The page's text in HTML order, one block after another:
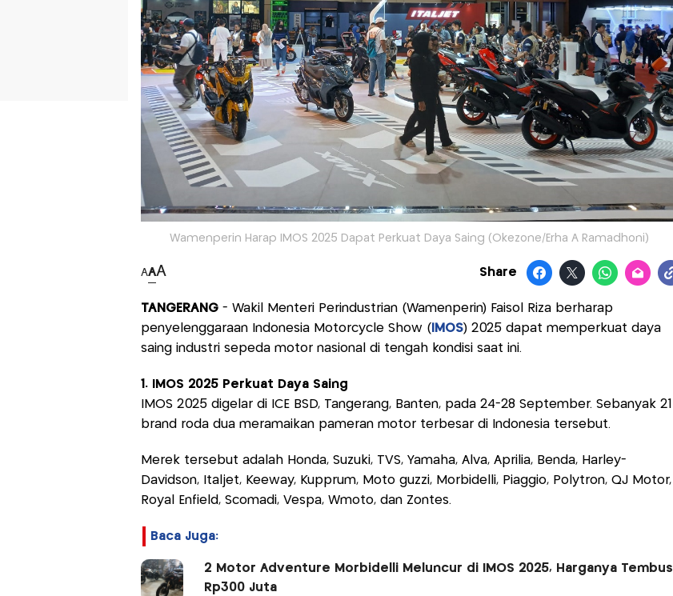
Wamenperin Harap IMOS 2025 Dapat Perkuat Daya Saing (Okezone/Erha A Ramadhoni)
AAA Share
TANGERANG- Wakil Menteri Perindustrian (Wamenperin) Faisol Riza berharap
penyelenggaraan Indonesia Motorcycle Show ( IMOS) 2025 dapat memperkuat daya
saing industri sepeda motor nasional di tengah kondisi saat ini.
1. IMOS 2025 Perkuat Daya Saing
IMOS 2025 digelar di ICE BSD, Tangerang, Banten, pada 24-28 September. Sebanyak 21
brand roda dua meramaikan pameran motor terbesar di Indonesia tersebut.
Merek tersebut adalah Honda, Suzuki, TVS, Yamaha, Alva, Aprilia, Benda, Harley-
Davidson, Italjet, Keeway, Kupprum, Moto guzzi, Morbidelli, Piaggio, Polytron, QJ Motor,
Royal Enfield, Scomadi, Vespa, Wmoto, dan Zontes.
Baca Juga:
2 Motor Adventure Morbidelli Meluncur di IMOS 2025, Harganya Tembus
Rp300 Juta